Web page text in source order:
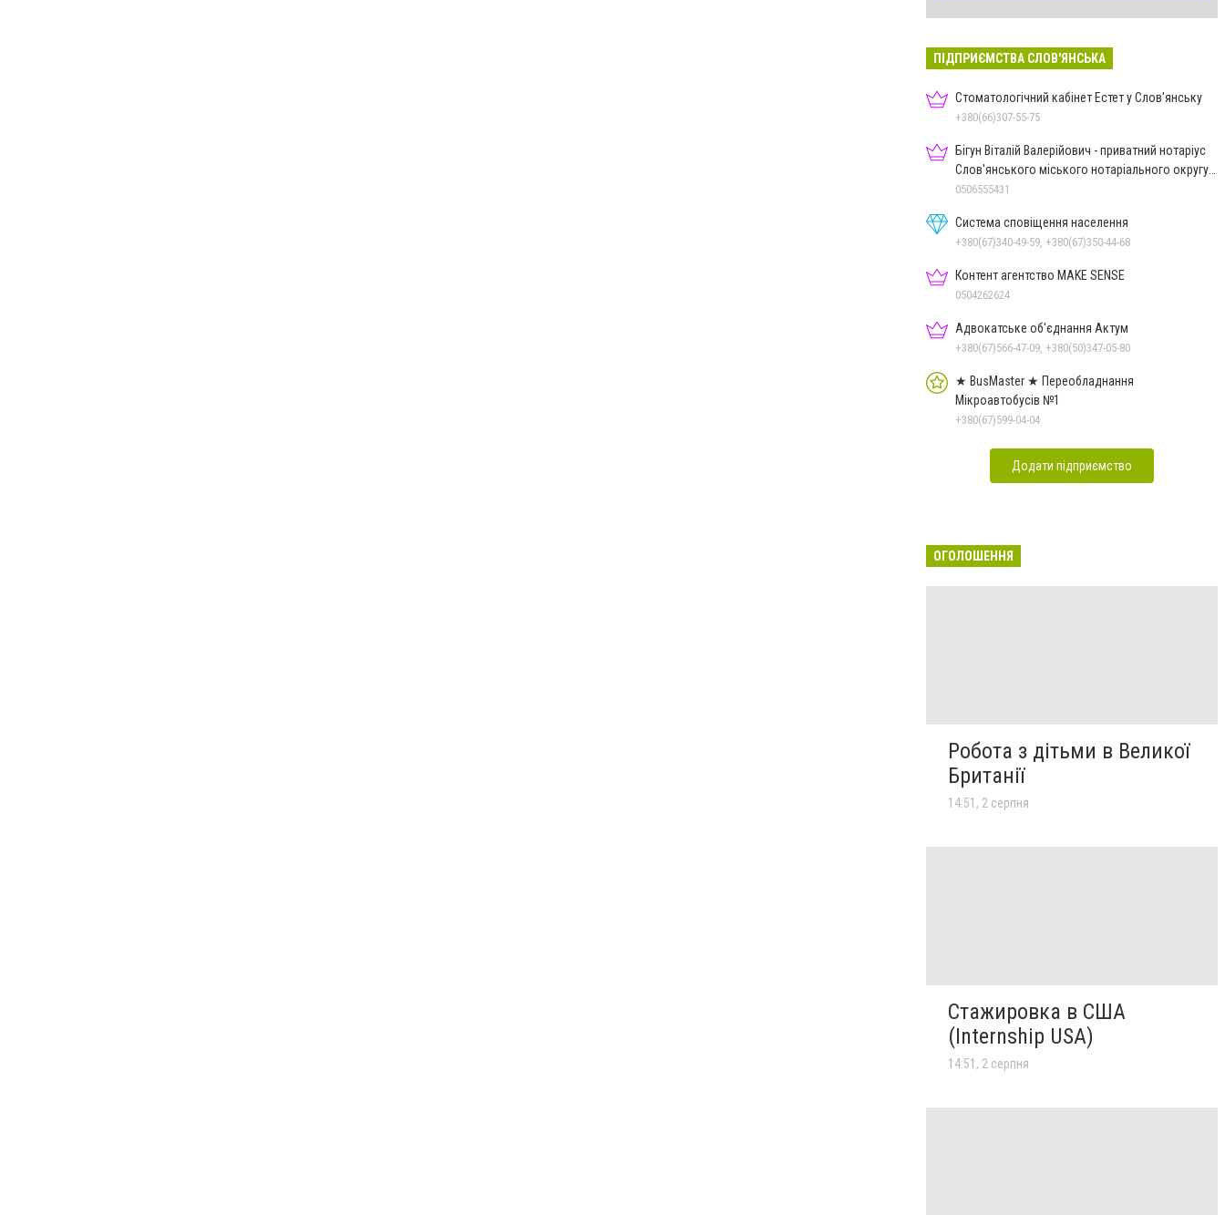
ПІДПРИЄМСТВА СЛОВ'ЯНСЬКА
Стоматологічний кабінет Естет у Слов'янську
+380(66)307-55-75
Бігун Віталій Валерійович - приватний нотаріус
Слов'янського міського нотаріального округу
Дон.обл.
0506555431
Система сповіщення населення
+380(67)340-49-59, +380(67)350-44-68
Контент агентство MAKE SENSE
0504262624
Адвокатське об'єднання Актум
+380(67)566-47-09, +380(50)347-05-80
★ BusMaster ★ Переобладнання
Мікроавтобусів №1
+380(67)599-04-04
Додати підприємство
ОГОЛОШЕННЯ
Робота з дітьми в Великої
Британії
14:51, 2 серпня
Стажировка в США
(Internship USA)
14:51, 2 серпня